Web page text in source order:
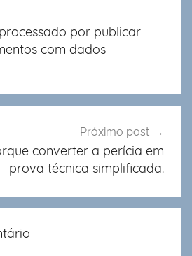
por publicar
com dados
Próximo post
converter a perícia em
prova técnica simplificada.